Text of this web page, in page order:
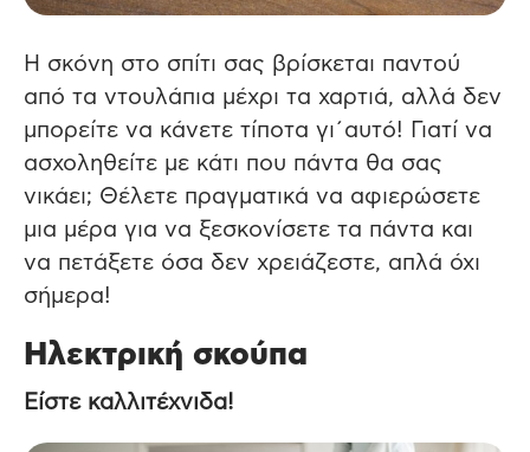
Η σκόνη στο σπίτι σας βρίσκεται παντού
από τα ντουλάπια μέχρι τα χαρτιά, αλλά δεν
μπορείτε να κάνετε τίποτα γι΄αυτό! Γιατί να
ασχοληθείτε με κάτι που πάντα θα σας
νικάει; Θέλετε πραγματικά να αφιερώσετε
μια μέρα για να ξεσκονίσετε τα πάντα και
να πετάξετε όσα δεν χρειάζεστε, απλά όχι
σήμερα!
Ηλεκτρική σκούπα
Είστε καλλιτέχνιδα!